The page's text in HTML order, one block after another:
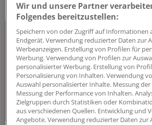
DAS KÖNNTE SIE AUCH
Wir und unsere Partner
Folgendes bereitzustellen:
Speichern von oder Zugriff auf Informationen
Endgerät. Verwendung reduzierter Daten zur
Werbeanzeigen. Erstellung von Profilen für
Werbung. Verwendung von Profilen zur
personalisierter Werbung. Erstellung von
Personalisierung von Inhalten. Verwendung
Auswahl personalisierter Inhalte. Messung
Messung der Performance von Inhalten.
Zielgruppen durch Statistiken oder
aus verschiedenen Quellen. Entwicklung und
Angebote. Verwendung reduzierter Daten zur